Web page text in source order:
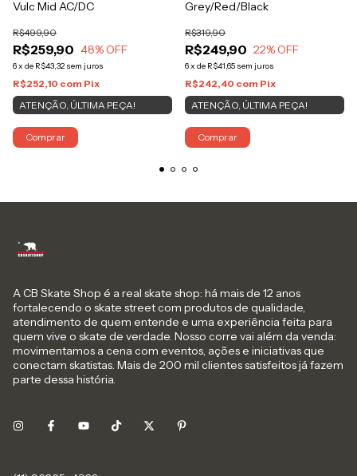
Vulc Mid AC/DC
R$259,90
R$499,90
48% OFF
6x de R$43,32 sem juros
R$252,10 com Pix
ATENÇÃO, ÚLTIMA PEÇA!
Comprar
Grey/Red/Black
R$249,90
R$319,90
22% OFF
6x de R$41,65 sem juros
R$242,40 com Pix
ATENÇÃO, ÚLTIMA PEÇA!
Comprar
A CB Skate Shop é a real skate shop: há mais de 12 anos
fortalecendo o skate street com produtos de qualidade,
atendimento de quem entende e uma experiência feita para
quem vive o skate de verdade. Nosso corre vai além da venda:
movimentamos a cena com eventos, ações e iniciativas que
conectam skatistas. Mais de 200 mil clientes satisfeitos já fazem
parte dessa história.